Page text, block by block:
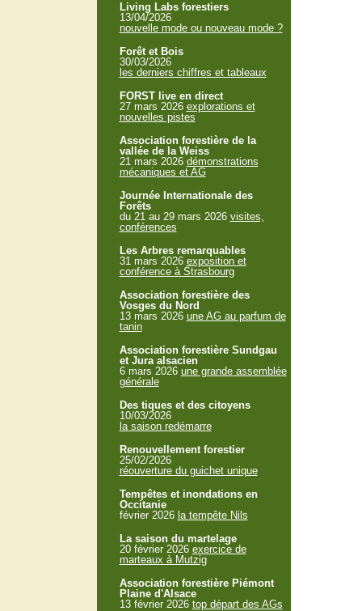
Living Labs forestiers
13/04/2026
nouvelle mode ou nouveau mode ?
Forêt et Bois
30/03/2026
les derniers chiffres et tableaux
FORST live en direct
27 mars 2026 explorations et
nouvelles pistes
Association forestière de la
vallée de la Weiss
21 mars 2026 démonstrations
mécaniques et AG
Journée Internationale des
Forêts
du 21 au 29 mars 2026 visites,
conférences
Les Arbres remarquables
31 mars 2026 exposition et
conférence à Strasbourg
Association forestière des
Vosges du Nord
13 mars 2026 une AG au parfum de
tanin
Association forestière Sundgau
et Jura alsacien
6 mars 2026 une grande assemblée
générale
Des tiques et des citoyens
10/03/2026
la saison redémarre
Renouvellement forestier
25/02/2026
réouverture du guichet unique
Tempêtes et inondations en
Occitanie
février 2026 la tempête Nils
La saison du martelage
20 février 2026 exercice de
marteaux à Mutzig
Association forestière Piémont
Plaine d'Alsace
13 février 2026 top départ des AGs